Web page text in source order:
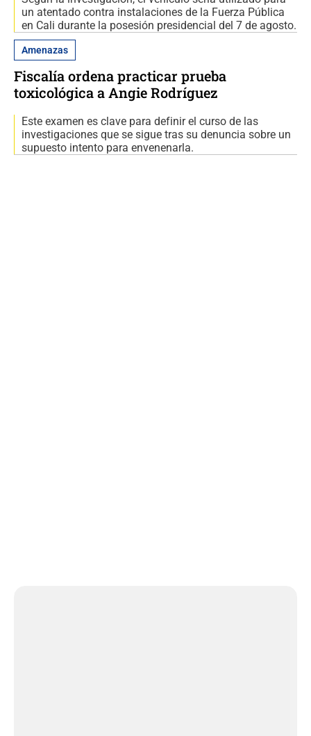
un atentado contra instalaciones de la Fuerza Pública
en Cali durante la posesión presidencial del 7 de agosto.
Amenazas
Fiscalía ordena practicar prueba
toxicológica a Angie Rodríguez
Este examen es clave para definir el curso de las
investigaciones que se sigue tras su denuncia sobre un
supuesto intento para envenenarla.